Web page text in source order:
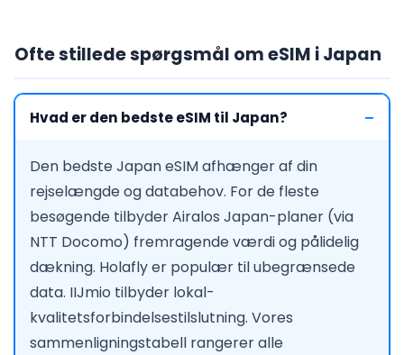
Ofte stillede spørgsmål om eSIM i Japan
Hvad er den bedste eSIM til Japan?
Den bedste Japan eSIM afhænger af din
rejselængde og databehov. For de fleste
besøgende tilbyder Airalos Japan-planer (via
NTT Docomo) fremragende værdi og pålidelig
dækning. Holafly er populær til ubegrænsede
data. IIJmio tilbyder lokal-
kvalitetsforbindelsestilslutning. Vores
sammenligningstabell rangerer alle